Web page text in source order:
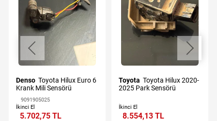
Denso Toyota Hilux Euro 6
Krank Mili Sensörü
9091905025
İkinci El
5.702,75 TL
Toyota
2025 Park Sensörü
İkinci El
8.554,13 TL